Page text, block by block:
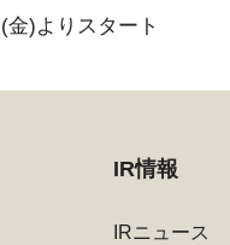
)よりスタート
IR情報
IRニュース